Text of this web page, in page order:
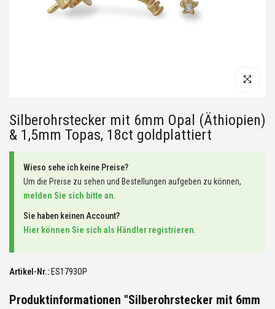
Silberohrstecker mit 6mm Opal (Äthiopien)
& 1,5mm Topas, 18ct goldplattiert
Wieso sehe ich keine Preise?
Um die Preise zu sehen und Bestellungen aufgeben zu können,
melden Sie sich bitte an
Sie haben keinen Account?
Hier können Sie sich als Händler registrieren
Artikel-Nr.: ES1793OP
Produktinformationen "Silberohrstecker mit 6mm